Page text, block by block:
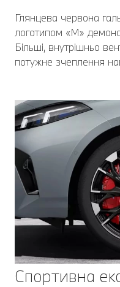
Глянцева червона
логотипом «M»
Більші, внутрішньо
потужне зчеплення
Спортивна